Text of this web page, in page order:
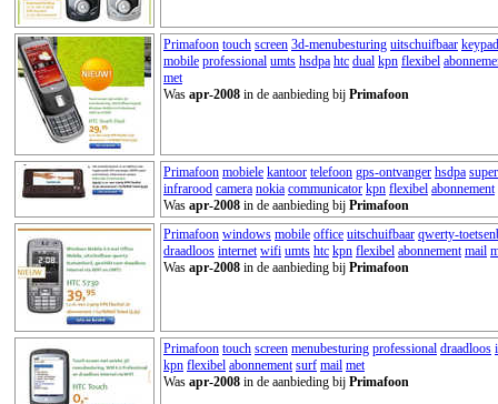
Primafoon touch screen 3d-menubesturing uitschuifbaar keypad
mobile professional umts hsdpa htc dual kpn flexibel
met
Was apr-2008 in de aanbieding bij Primafoon
Primafoon mobiele kantoor telefoon gps-ontvanger hsdpa
infrarood camera nokia communicator kpn flexibel abonnement
Was apr-2008 in de aanbieding bij Primafoon
Primafoon windows mobile office uitschuifbaar qwerty-
draadloos internet wifi umts htc kpn flexibel abonnement mail
Was apr-2008 in de aanbieding bij Primafoon
Primafoon touch screen menubesturing professional draadloos
kpn flexibel abonnement surf mail met
Was apr-2008 in de aanbieding bij Primafoon